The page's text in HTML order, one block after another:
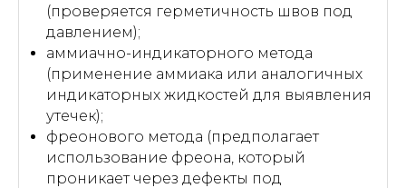
(проверяется герметичность швов под
давлением);
аммиачно-индикаторного метода
(применение аммиака или аналогичных
индикаторных жидкостей для выявления
утечек);
фреонового метода (предполагает
использование фреона, который
проникает через дефекты под